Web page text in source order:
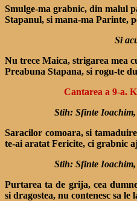
Smulge-ma grabnic, din malul
Stapanul, si mana-ma Parinte,
Si
Nu trece Maica, strigarea mea
Preabuna Stapana, si rogu-te
Cantarea a 9-a.
Stih: Sfinte
Saracilor comoara, si
te-ai aratat Fericite, ci grabnic
Stih: Sfinte
Purtarea ta de grija, cea
si dragostea, nu contenesc sa